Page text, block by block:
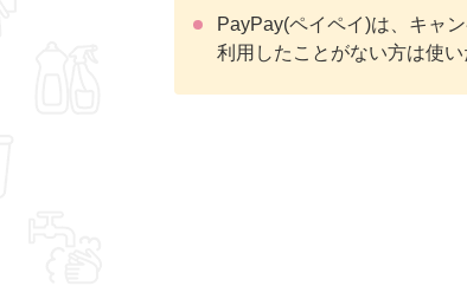
PayPay(ペイペイ)は、キャ
利用したことがない方は使